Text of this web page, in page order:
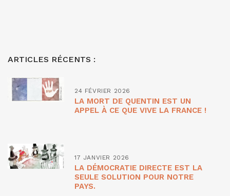
ARTICLES RÉCENTS :
24 FÉVRIER 2026
LA MORT DE QUENTIN EST UN
APPEL À CE QUE VIVE LA FRANCE !
17 JANVIER 2026
LA DÉMOCRATIE DIRECTE EST LA
SEULE SOLUTION POUR NOTRE
PAYS.